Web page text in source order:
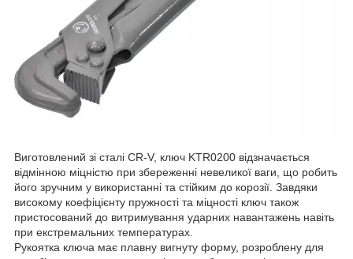
Виготовлений зі сталі CR-V, ключ KTR0200 відзначається
відмінною міцністю при збереженні невеликої ваги, що робить
його зручним у використанні та стійким до корозії. Завдяки
високому коефіцієнту пружності та міцності ключ також
пристосований до витримування ударних навантажень навіть
при екстремальних температурах.
Рукоятка ключа має плавну вигнуту форму, розроблену для